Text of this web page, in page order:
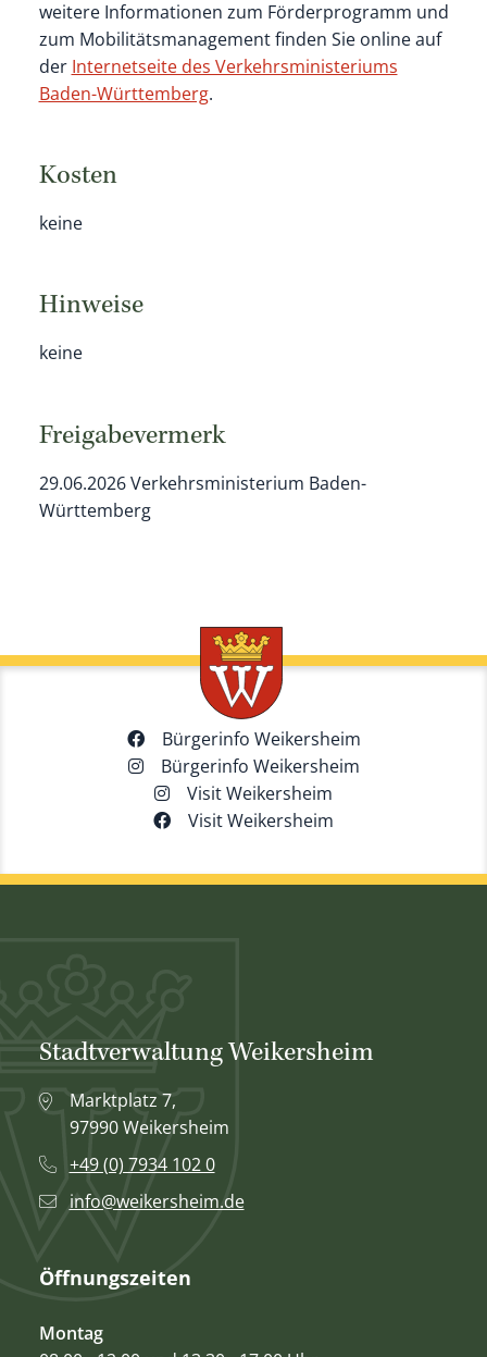
weitere Informationen zum Förderprogramm und
zum Mobilitätsmanagement finden Sie online auf
der Internetseite des Verkehrsministeriums
Baden-Württemberg.
Kosten
keine
Hinweise
keine
Freigabevermerk
29.06.2026 Verkehrsministerium Baden-
Württemberg
Bürgerinfo Weikersheim
Bürgerinfo Weikersheim
Visit Weikersheim
Visit Weikersheim
Stadtverwaltung Weikersheim
Marktplatz 7,
97990 Weikersheim
+49 (0) 7934 102 0
info@weikersheim.de
Öffnungszeiten
Montag